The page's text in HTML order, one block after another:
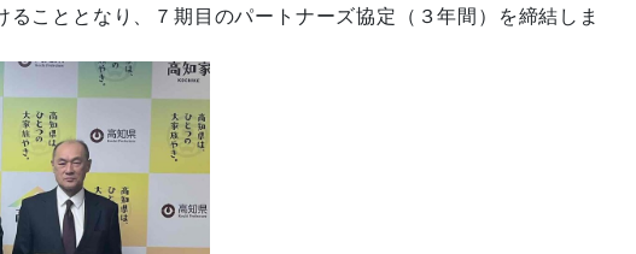
こととなり、７期目のパートナーズ協定（３年間）を締結しま